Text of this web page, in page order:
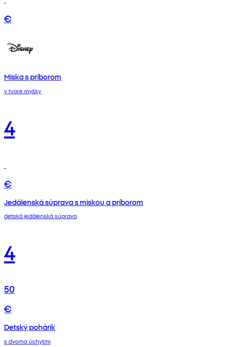
€
Miska s príborom
v tvare myšky
4
€
Jedálenská súprava s miskou a príborom
detská jedálenská súprava
4
50
€
Detský pohárik
s dvoma úchytmi